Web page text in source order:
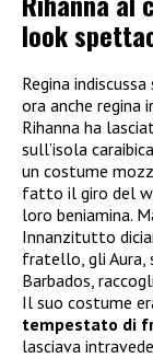
look
Regina
ora anche regina
Rihanna ha
sull’isola
un costume
fatto il giro del
loro beniamina.
Innanzitutto
fratello, gli Aura,
Barbados,
Il suo costume
tempestato di
lasciava